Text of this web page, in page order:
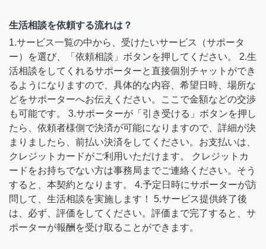
生活相談を依頼する流れは？
1.サービス一覧の中から、受けたいサービス（サポータ
ー）を選び、「依頼相談」ボタンを押してください。 2.生
活相談をしてくれるサポーターと直接個別チャットができ
るようになりますので、具体的な内容、希望日時、場所な
どをサポーターへお伝えください。ここで金額などの交渉
も可能です。 3.サポーターが「引き受ける」ボタンを押し
たら、依頼者様側で決済が可能になりますので、詳細が決
まりましたら、前払い決済をしてください。お支払いは、
クレジットカードがご利用いただけます。 クレジットカ
ードをお持ちでない方は事務局までご連絡ください。そう
すると、本契約となります。 4.予定日時にサポーターが訪
問して、生活相談を実施します！ 5.サービス提供終了後
は、必ず、評価をしてください。評価まで完了すると、サ
ポーターが報酬を受け取ることができます。